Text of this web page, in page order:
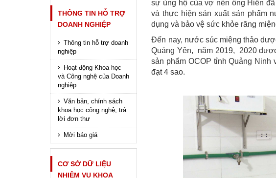
THÔNG TIN HỖ TRỢ
DOANH NGHIỆP
Thông tin hỗ trợ doanh
nghiệp
Hoạt động Khoa học
và Công nghệ của Doanh
nghiệp
Văn bản, chính sách
khoa học công nghệ, trả
lời đơn thư
Mời báo giá
CƠ SỞ DỮ LIỆU
NHIỆM VỤ KHOA
sự ủng hộ của vợ nên ông Hiển
và thực hiện sản xuất sản phẩm
dụng và bảo vệ sức khỏe răng
Đến nay, nước súc miệng thảo
Quảng Yên, năm 2019, 2020
sản phẩm OCOP tỉnh Quảng Ninh
đạt 4 sao.